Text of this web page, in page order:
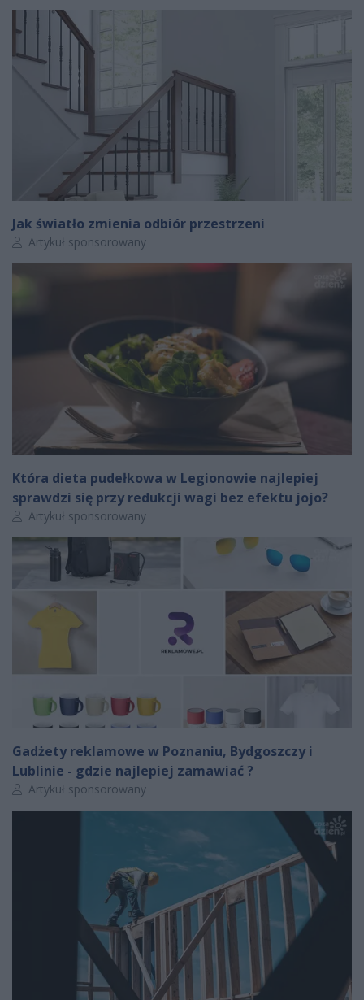
Jak światło zmienia odbiór przestrzeni
Autor artykułu:
Artykuł sponsorowany
Która dieta pudełkowa w Legionowie najlepiej
sprawdzi się przy redukcji wagi bez efektu jojo?
Autor artykułu:
Artykuł sponsorowany
Gadżety reklamowe w Poznaniu, Bydgoszczy i
Lublinie - gdzie najlepiej zamawiać ?
Autor artykułu:
Artykuł sponsorowany